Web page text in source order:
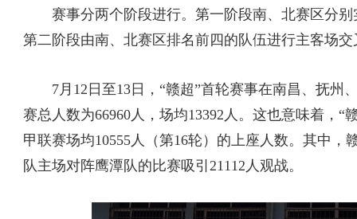
赛事分两个阶段进行。第一阶段南、北赛区分别
第二阶段由南、北赛区排名前四的队伍进行主客场
7月12日至13日，“赣超”首轮赛事在南昌、抚州
赛总人数为66960人，场均13392人。这也意味着，
甲联赛场均10555人（第16轮）的上座人数。其中，
队主场对阵鹰潭队的比赛吸引21112人观战。